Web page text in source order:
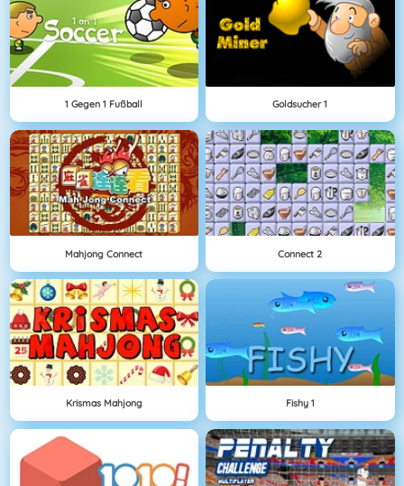
1 Gegen 1 Fußball Goldsucher 1
Mahjong Connect Connect 2
Krismas Mahjong Fishy 1